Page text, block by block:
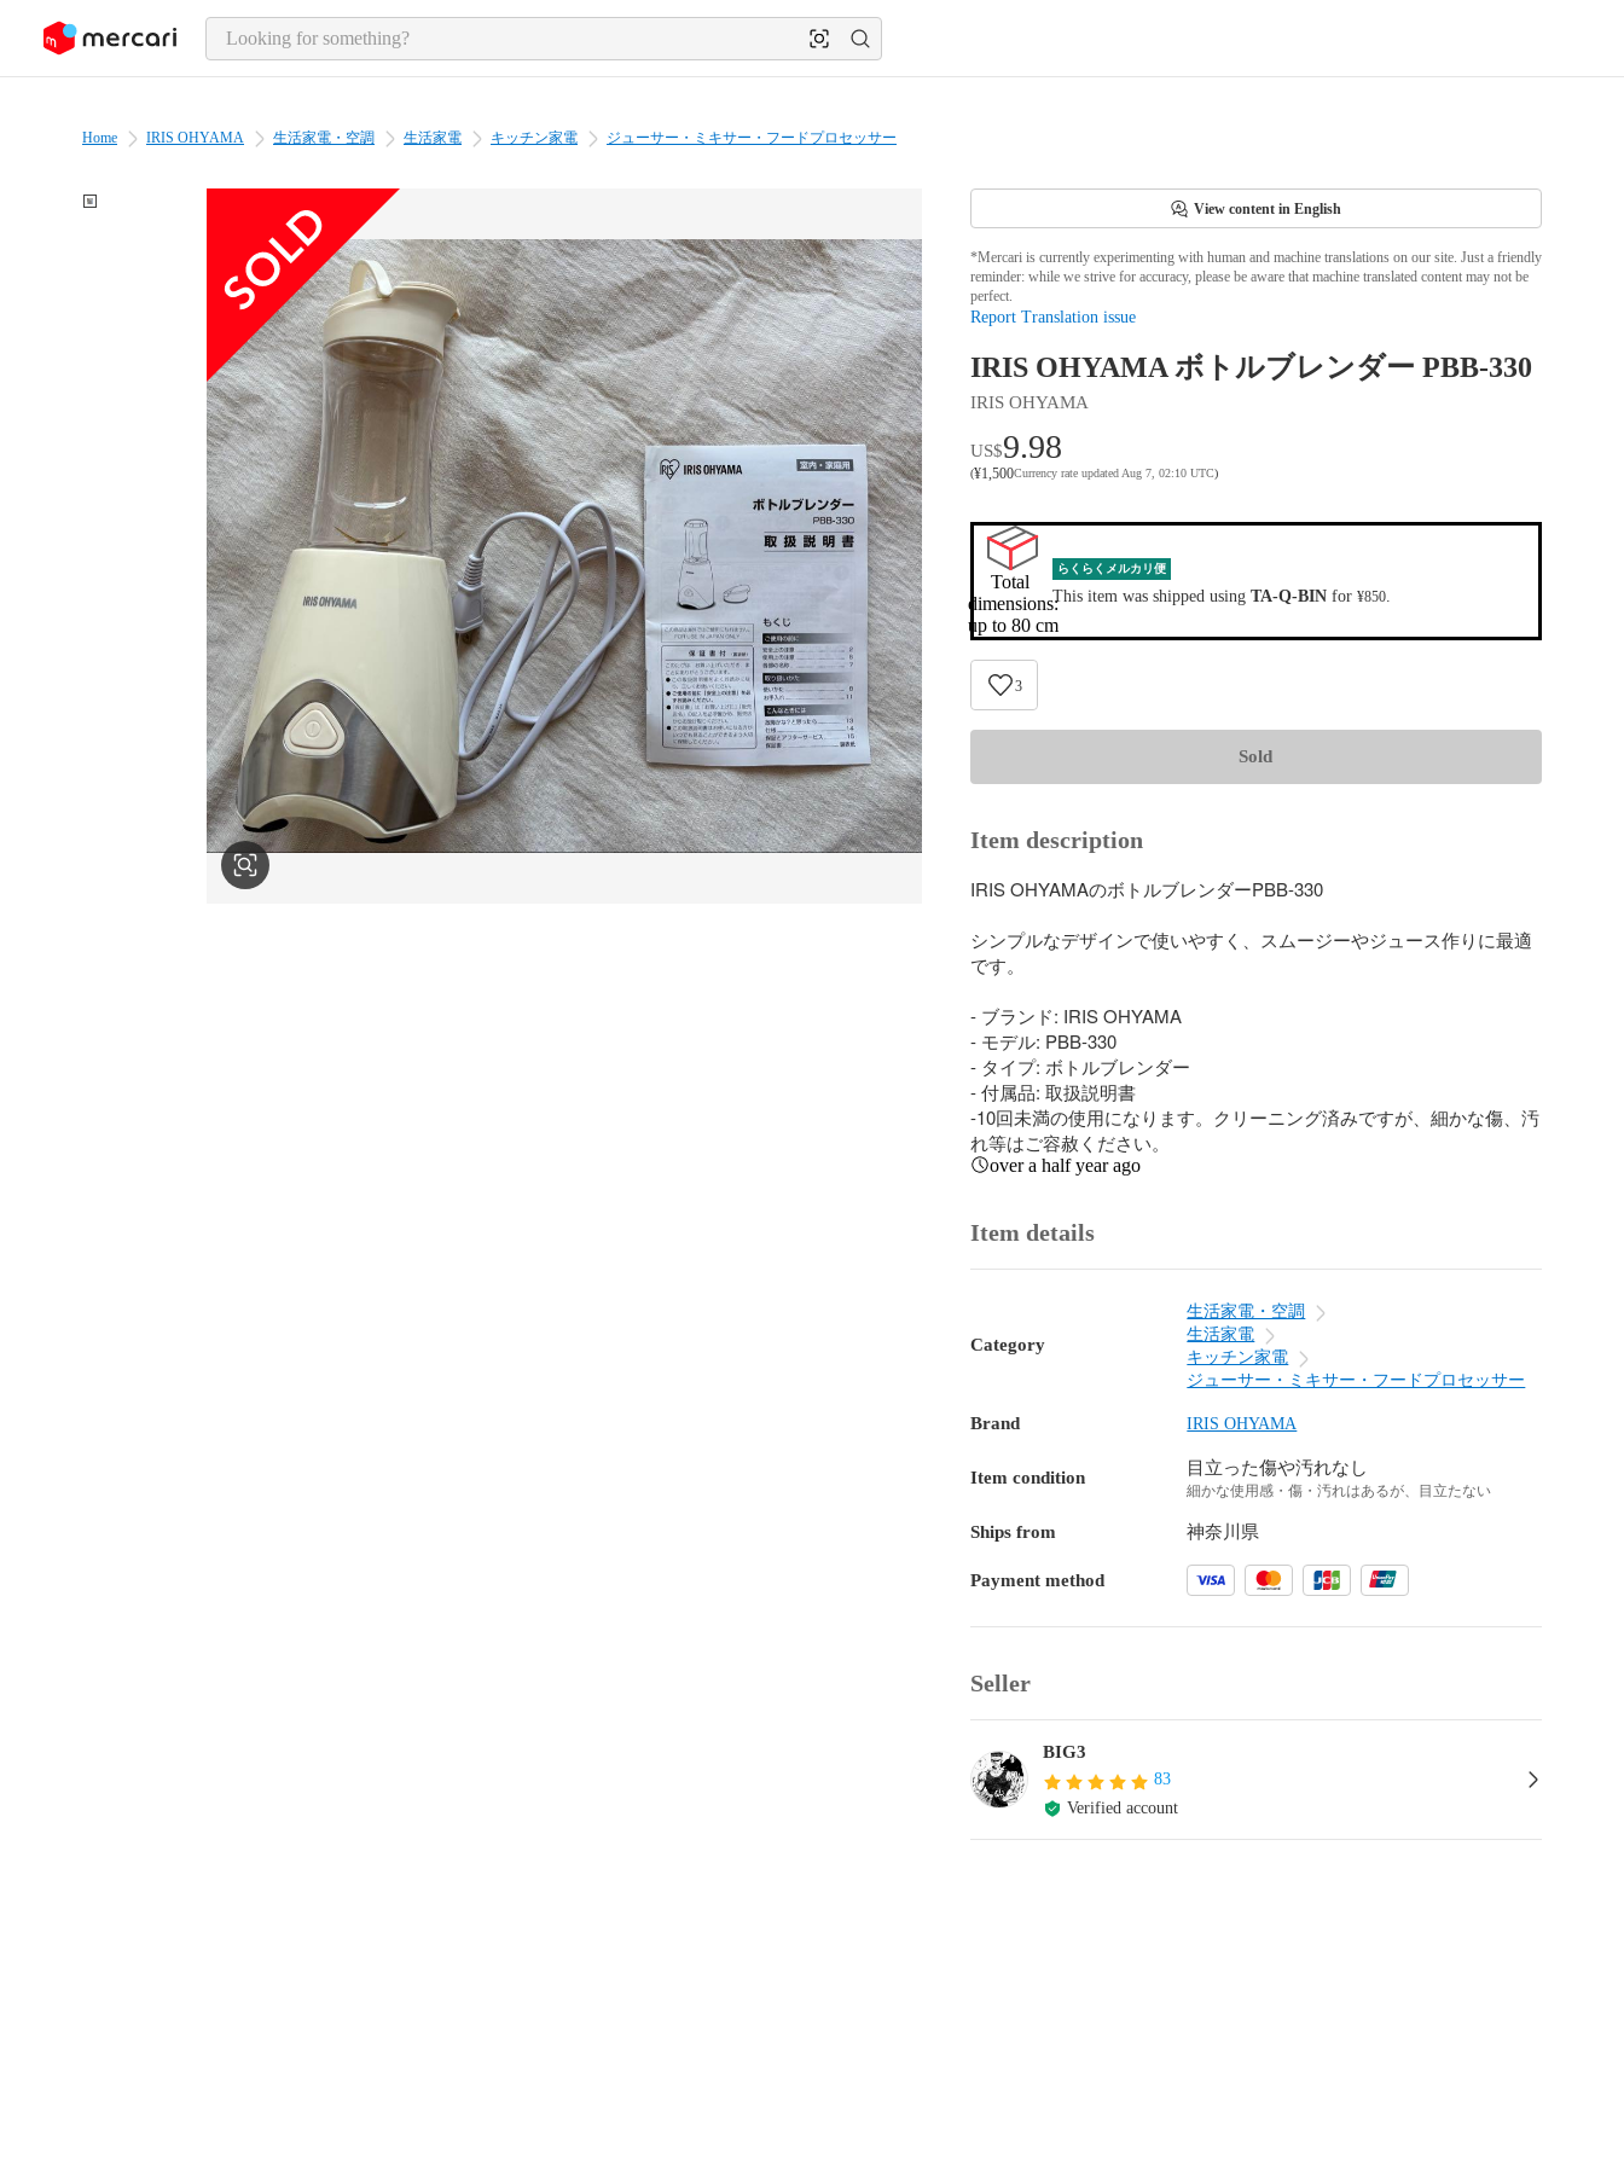
page content
Home IRIS OHYAMA 生活家電・空調 生活家電 キッチン家電 ジューサー・ミキサー・フードプロセッサー
View content in English
*Mercari is currently experimenting with human and machine translations on our site. Just a friendly
reminder: while we strive for accuracy, please be aware that machine translated content may not be
perfect.
Report Translation issue
IRIS OHYAMA ボトルブレンダー PBB-330
IRIS OHYAMA
US$9.98
(¥1,500Currency rate updated Aug 7, 02:10 UTC)
Total
dimensions:
up to 80 cm
らくらくメルカリ便
This item was shipped using TA-Q-BINfor ¥850.
3
Sold
Item description
IRIS OHYAMAのボトルブレンダーPBB-330
シンプルなデザインで使いやすく、スムージーやジュース作りに最適
です。
- ブランド: IRIS OHYAMA
- モデル: PBB-330
- タイプ: ボトルブレンダー
- 付属品: 取扱説明書
-10回未満の使用になります。クリーニング済みですが、細かな傷、汚
れ等はご容赦ください。
over a half year ago
Item details
Category
生活家電・空調
生活家電
キッチン家電
ジューサー・ミキサー・フードプロセッサー
Brand IRIS OHYAMA
Item condition 目立った傷や汚れなし
細かな使用感・傷・汚れはあるが、目立たない
Ships from 神奈川県
Payment method
Seller
BIG3
83
Verified account